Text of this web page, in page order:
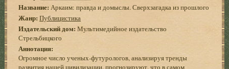
Название: Аркаим: правда и домыслы. Сверхзагадка из прошлого
Жанр: Публицистика
Издательский дом: Мультимедийное издательство
Стрельбицкого
Аннотация:
Огромное число ученых-футурологов, анализируя тренды
развития нашей цивилизации, прогнозируют, что в самом